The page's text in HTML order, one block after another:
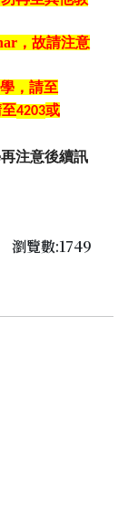
， 故請注意
， 請至
至4203或
注意後續訊
瀏覽數:1749